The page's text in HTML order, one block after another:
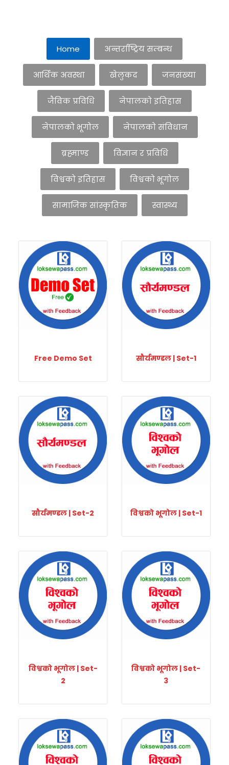
Home अन्तर्राष्ट्रिय सम्बन्ध
आर्थिक अवस्था खेलुकद जनसंख्या
जैविक प्रविधि नेपालको इतिहास
नेपालको भूगोल नेपालको संविधान
ब्रह्माण्ड विज्ञान र प्रविधि
विश्वको इतिहास विश्वको भूगोल
सामाजिक सांस्कृतिक स्वास्थ्य
Free Demo Set सौर्यमण्डल | Set-1
सौर्यमण्डल | Set-2 विश्वको भूगोल | Set-1
विश्वको भूगोल | Set-
2
विश्वको भूगोल | Set-
3